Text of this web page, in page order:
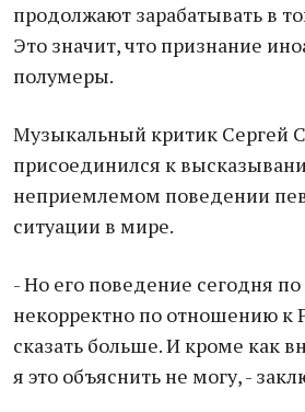
продолжают зарабатывать в
Это значит, что признание
полумеры.
Музыкальный критик Сергей
присоединился к
неприемлемом поведении
ситуации в мире.
- Но его поведение сегодня
некорректно по отношению к
сказать больше. И кроме как
я это объяснить не могу, -